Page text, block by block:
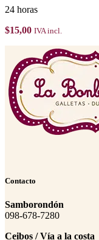
24 horas
$15,00 IVA incl.
Contacto
Samborondón
098-678-7280
Ceibos / Vía a la costa